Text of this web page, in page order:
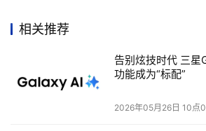
易。EMC、Brocade、惠普，还有许
一体，并创造出一个虚拟的单一存储
总而言之，专家认为存储区域网
相关推荐
告别炫技时代 三星
功能成为“标配”
2026年05月26日 10点